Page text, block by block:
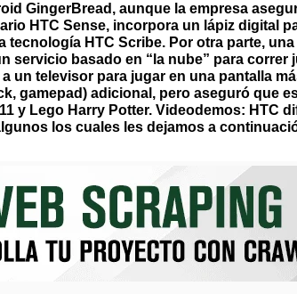
GingerBread, aunque la empresa
HTC Sense, incorpora un lápiz digital
HTC Scribe. Por otra parte,
servicio basado en “la nube” para correr
un televisor para jugar en una pantalla
gamepad) adicional, pero aseguró que
y Lego Harry Potter. Videodemos: HTC
los cuales les dejamos a